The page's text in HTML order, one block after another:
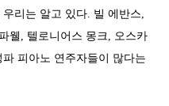
리는 알고 있다. 빌 에반스,
웰, 텔로니어스 몽크, 오스카
피아노 연주자들이 많다는